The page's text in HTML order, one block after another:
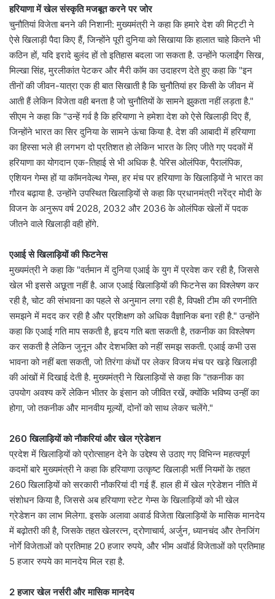
हरियाणा में खेल संस्कृति मजबूत करने पर जोर
चुनौतियां विजेता बनने की निशानी: मुख्यमंत्री ने कहा कि हमारे देश की मिट्टी ने
ऐसे खिलाड़ी पैदा किए हैं, जिन्होंने पूरी दुनिया को सिखाया कि हालात चाहे कितने भी
कठिन हों, यदि इरादे बुलंद हों तो इतिहास बदला जा सकता है. उन्होंने फलाईंग सिख,
मिल्खा सिंह, मुरलीकांत पेटकर और मैरी काॅम का उदाहरण देते हुए कहा कि "इन
तीनों की जीवन-यात्रा एक ही बात सिखाती है कि चुनौतियां हर किसी के जीवन में
आती हैं लेकिन विजेता वही बनता है जो चुनौतियों के सामने झुकता नहीं लड़ता है."
सीएम ने कहा कि "उन्हें गर्व है कि हरियाणा ने हमेशा देश को ऐसे खिलाड़ी दिए हैं,
जिन्होंने भारत का सिर दुनिया के सामने ऊंचा किया है. देश की आबादी में हरियाणा
का हिस्सा भले ही लगभग दो प्रतिशत हो लेकिन भारत के लिए जीते गए पदकों में
हरियाणा का योगदान एक-तिहाई से भी अधिक है. पेरिस ओलंपिक, पैरालंपिक,
एशियन गेम्स हों या कॉमनवेल्थ गेम्स, हर मंच पर हरियाणा के खिलाड़ियों ने भारत का
गौरव बढ़ाया है. उन्होंने उपस्थित खिलाड़ियों से कहा कि प्रधानमंत्री नरेंद्र मोदी के
विजन के अनुरूप वर्ष 2028, 2032 और 2036 के ओलंपिक खेलों में पदक
जीतने वाले खिलाड़ी वही होंगे.
एआई से खिलाड़ियों की फिटनेस
मुख्यमंत्री ने कहा कि "वर्तमान में दुनिया एआई के युग में प्रवेश कर रही है, जिससे
खेल भी इससे अछूता नहीं है. आज एआई खिलाड़ियों की फिटनेस का विश्लेषण कर
रही है, चोट की संभावना का पहले से अनुमान लगा रही है, विपक्षी टीम की रणनीति
समझने में मदद कर रही है और प्रशिक्षण को अधिक वैज्ञानिक बना रही है." उन्होंने
कहा कि एआई गति माप सकती है, हृदय गति बता सकती है, तकनीक का विश्लेषण
कर सकती है लेकिन जुनून और देशभक्ति को नहीं समझ सकती. एआई कभी उस
भावना को नहीं बता सकती, जो तिरंगा कंधों पर लेकर विजय मंच पर खड़े खिलाड़ी
की आंखों में दिखाई देती है. मुख्यमंत्री ने खिलाड़ियों से कहा कि "तकनीक का
उपयोग अवश्य करें लेकिन भीतर के इंसान को जीवित रखें, क्योंकि भविष्य उन्हीं का
होगा, जो तकनीक और मानवीय मूल्यों, दोनों को साथ लेकर चलेंगे."
260 खिलाड़ियों को नौकरियां और खेल ग्रेडेशन
प्रदेश में खिलाड़ियों को प्रोत्साहन देने के उद्देश्य से उठाए गए विभिन्न महत्वपूर्ण
कदमों बारे मुख्यमंत्री ने कहा कि हरियाणा उत्कृष्ट खिलाड़ी भर्ती नियमों के तहत
260 खिलाड़ियों को सरकारी नौकरियां दी गई हैं. हाल ही में खेल ग्रेडेशन नीति में
संशोधन किया है, जिससे अब हरियाणा स्टेट गेम्स के खिलाड़ियों को भी खेल
ग्रेडेशन का लाभ मिलेगा. इसके अलावा अवार्ड विजेता खिलाड़ियों के मासिक मानदेय
में बढ़ोतरी की है, जिसके तहत खेलरत्न, द्रोणाचार्य, अर्जुन, ध्यानचंद और तेनजिंग
नोर्गे विजेताओं को प्रतिमाह 20 हजार रुपये, और भीम अवॉर्ड विजेताओं को प्रतिमाह
5 हजार रुपये का मानदेय मिल रहा है.
2 हजार खेल नर्सरी और मासिक मानदेय